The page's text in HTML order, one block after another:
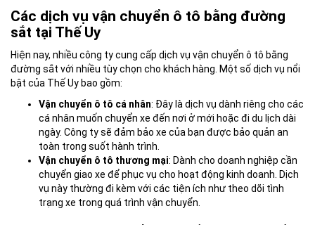
Các dịch vụ vận chuyển ô tô bằng đường
sắt tại Thế Uy
Hiện nay, nhiều công ty cung cấp dịch vụ vận chuyển ô tô bằng
đường sắt với nhiều tùy chọn cho khách hàng. Một số dịch vụ nổi
bật của Thế Uy bao gồm:
Vận chuyển ô tô cá nhân: Đây là dịch vụ dành riêng cho các
cá nhân muốn chuyển xe đến nơi ở mới hoặc đi du lịch dài
ngày. Công ty sẽ đảm bảo xe của bạn được bảo quản an
toàn trong suốt hành trình.
Vận chuyển ô tô thương mại: Dành cho doanh nghiệp cần
chuyển giao xe để phục vụ cho hoạt động kinh doanh. Dịch
vụ này thường đi kèm với các tiện ích như theo dõi tình
trạng xe trong quá trình vận chuyển.